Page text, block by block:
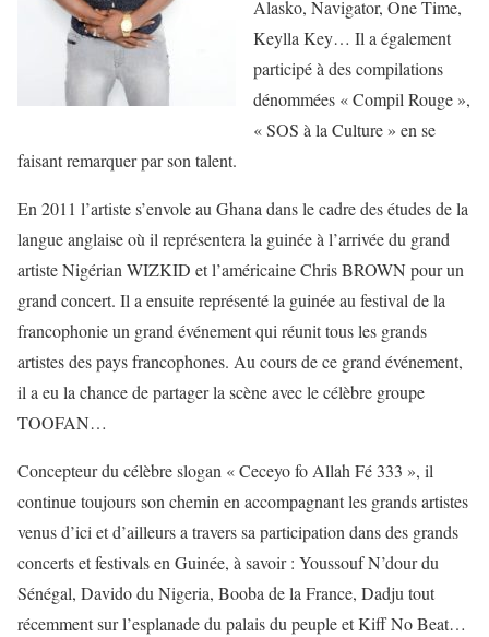
Alasko, Navigator, One Time,
Keylla Key… Il a également
participé à des compilations
dénommées « Compil Rouge »,
« SOS à la Culture » en se
faisant remarquer par son talent.
En 2011 l’artiste s’envole au Ghana dans le cadre des études de la
langue anglaise où il représentera la guinée à l’arrivée du grand
artiste Nigérian WIZKID et l’américaine Chris BROWN pour un
grand concert. Il a ensuite représenté la guinée au festival de la
francophonie un grand événement qui réunit tous les grands
artistes des pays francophones. Au cours de ce grand événement,
il a eu la chance de partager la scène avec le célèbre groupe
TOOFAN…
Concepteur du célèbre slogan « Ceceyo fo Allah Fé 333 », il
continue toujours son chemin en accompagnant les grands artistes
venus d’ici et d’ailleurs a travers sa participation dans des grands
concerts et festivals en Guinée, à savoir : Youssouf N’dour du
Sénégal, Davido du Nigeria, Booba de la France, Dadju tout
récemment sur l’esplanade du palais du peuple et Kiff No Beat…